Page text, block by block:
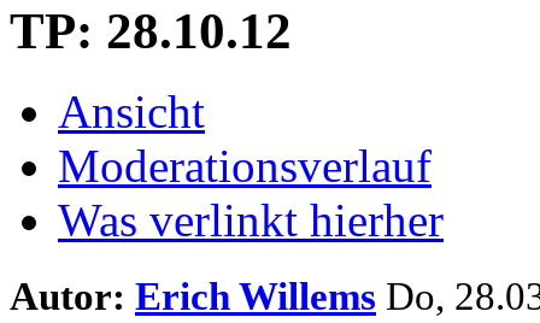
TP: 28.10.12
Ansicht
Moderationsverlauf
Was verlinkt hierher
Autor: Erich Willems Do,